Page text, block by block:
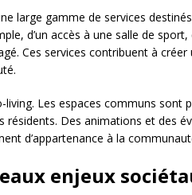
large gamme de services
d’un accès à une salle de sport,
Ces services contribuent à créer
Les espaces communs sont
résidents. Des animations et des
d’appartenance à la
enjeux